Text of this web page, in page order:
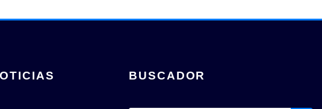
BUSCADOR